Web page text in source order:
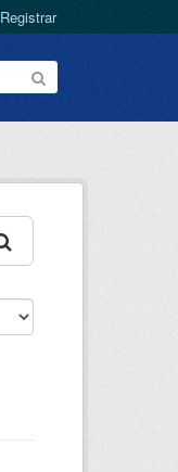
Registrar